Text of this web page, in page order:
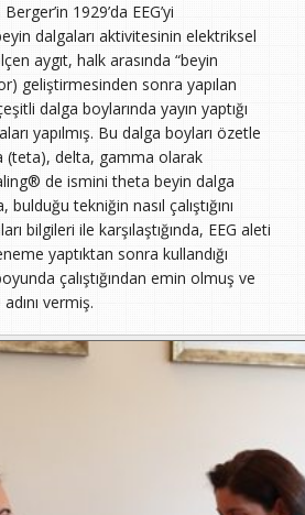
1929’da EEG’yi
dalgaları aktivitesinin elektriksel
aygıt, halk arasında “beyin
geliştirmesinden sonra yapılan
dalga boylarında yayın yaptığı
yapılmış. Bu dalga boyları özetle
(teta), delta, gamma olarak
de ismini theta beyin dalga
tekniğin nasıl çalıştığını
bilgileri ile karşılaştığında, EEG aleti
yaptıktan sonra kullandığı
çalıştığından emin olmuş ve
vermiş.